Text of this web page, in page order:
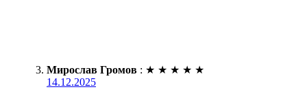
Мирослав Громов : ★ ★ ★ ★ ★
14.12.2025